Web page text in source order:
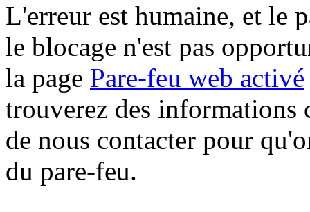
L'erreur est humaine, et le
le blocage n'est pas
la page Pare-feu web activé
trouverez des informations
de nous contacter pour
du pare-feu.